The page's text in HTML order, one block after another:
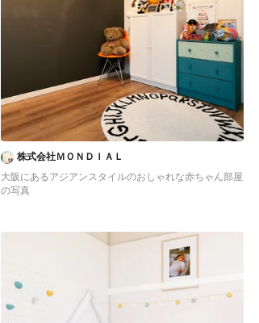
株式会社ＭＯＮＤＩＡＬ
大阪にあるアジアンスタイルのおしゃれな赤ちゃん部屋
の写真